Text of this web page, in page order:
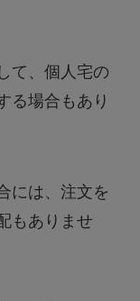
て、個人宅の
る場合もあり
には、注文を
もありませ